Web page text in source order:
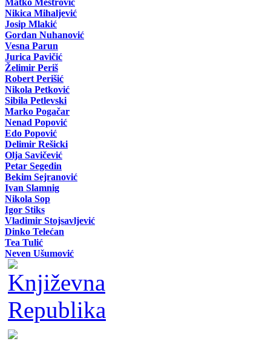
Nikica Mihaljević
Josip Mlakić
Gordan Nuhanović
Vesna Parun
Jurica Pavičić
Želimir Periš
Robert Perišić
Nikola Petković
Sibila Petlevski
Marko Pogačar
Nenad Popović
Edo Popović
Delimir Rešicki
Olja Savičević
Petar Segedin
Bekim Sejranović
Ivan Slamnig
Nikola Sop
Igor Stiks
Vladimir Stojsavljević
Dinko Telećan
Tea Tulić
Neven Ušumović